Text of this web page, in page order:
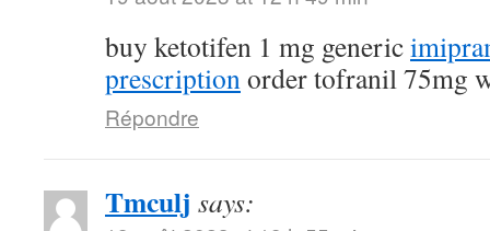
buy ketotifen 1 mg generic
prescriptionorder tofranil 75mg
Répondre
Tmculj says: